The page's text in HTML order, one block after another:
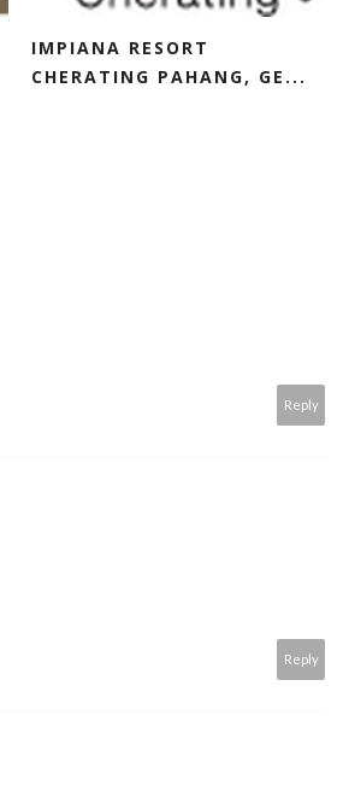
IMPIANA RESORT
CHERATING PAHANG, GE...
Reply
Reply